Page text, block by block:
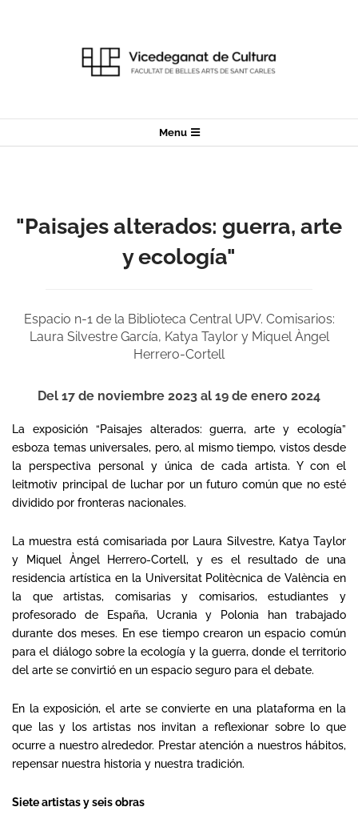
Navigation
Menu
"Paisajes alterados: guerra, arte
y ecología"
Espacio n-1 de la Biblioteca Central UPV. Comisarios:
Laura Silvestre García, Katya Taylor y Miquel Àngel
Herrero-Cortell
Del 17 de noviembre 2023 al 19 de enero 2024
La exposición “Paisajes alterados: guerra, arte y ecología”
esboza temas universales, pero, al mismo tiempo, vistos desde
la perspectiva personal y única de cada artista. Y con el
leitmotiv principal de luchar por un futuro común que no esté
dividido por fronteras nacionales.
La muestra está comisariada por Laura Silvestre, Katya Taylor
y Miquel Àngel Herrero-Cortell, y es el resultado de una
residencia artística en la Universitat Politècnica de València en
la que artistas, comisarias y comisarios, estudiantes y
profesorado de España, Ucrania y Polonia han trabajado
durante dos meses. En ese tiempo crearon un espacio común
para el diálogo sobre la ecología y la guerra, donde el territorio
del arte se convirtió en un espacio seguro para el debate.
En la exposición, el arte se convierte en una plataforma en la
que las y los artistas nos invitan a reflexionar sobre lo que
ocurre a nuestro alrededor. Prestar atención a nuestros hábitos,
repensar nuestra historia y nuestra tradición.
Siete artistas y seis obras